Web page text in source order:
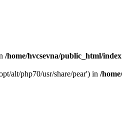
/home/hvcsevna/public_html/
alt/php70/usr/share/pear') in /